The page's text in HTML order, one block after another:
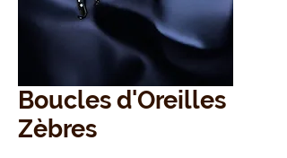
Boucles d'Oreilles
Zèbres